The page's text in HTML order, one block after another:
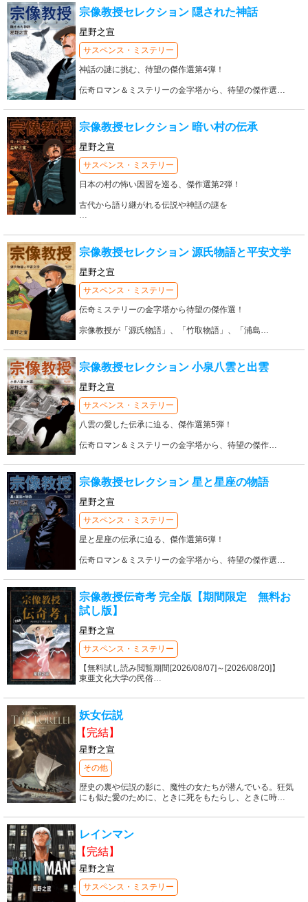
宗像教授セレクション 隠された神話
星野之宣
サスペンス・ミステリー
神話の謎に挑む、待望の傑作選第4弾！
伝奇ロマン＆ミステリーの金字塔から、待望の傑作選…
宗像教授セレクション 暗い村の伝承
星野之宣
サスペンス・ミステリー
日本の村の怖い因習を巡る、傑作選第2弾！
古代から語り継がれる伝説や神話の謎を
…
宗像教授セレクション 源氏物語と平安文学
星野之宣
サスペンス・ミステリー
伝奇ミステリーの金字塔から待望の傑作選！
宗像教授が「源氏物語」、「竹取物語」、「浦島…
宗像教授セレクション 小泉八雲と出雲
星野之宣
サスペンス・ミステリー
八雲の愛した伝承に迫る、傑作選第5弾！
伝奇ロマン＆ミステリーの金字塔から、待望の傑作…
宗像教授セレクション 星と星座の物語
星野之宣
サスペンス・ミステリー
星と星座の伝承に迫る、傑作選第6弾！
伝奇ロマン＆ミステリーの金字塔から、待望の傑作選…
宗像教授伝奇考 完全版【期間限定 無料お
試し版】
星野之宣
サスペンス・ミステリー
【無料試し読み閲覧期間[2026/08/07]～[2026/08/20]】
東亜文化大学の民俗…
妖女伝説
【完結】
星野之宣
その他
歴史の裏や伝説の影に、魔性の女たちが潜んでいる。狂気
にも似た愛のために、ときに死をもたらし、ときに時…
レインマン
【完結】
星野之宣
サスペンス・ミステリー